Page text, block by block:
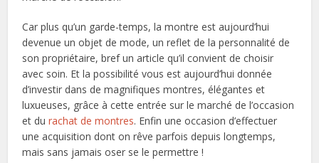
Car plus qu’un garde-temps, la montre est aujourd’hui
devenue un objet de mode, un reflet de la personnalité de
son propriétaire, bref un article qu’il convient de choisir
avec soin. Et la possibilité vous est aujourd’hui donnée
d’investir dans de magnifiques montres, élégantes et
luxueuses, grâce à cette entrée sur le marché de l’occasion
et durachat de montres. Enfin une occasion d’effectuer
une acquisition dont on rêve parfois depuis longtemps,
mais sans jamais oser se le permettre !